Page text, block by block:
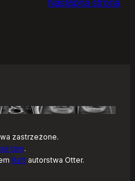
zastrzeżone.
tam.
Raft autorstwa Otter.